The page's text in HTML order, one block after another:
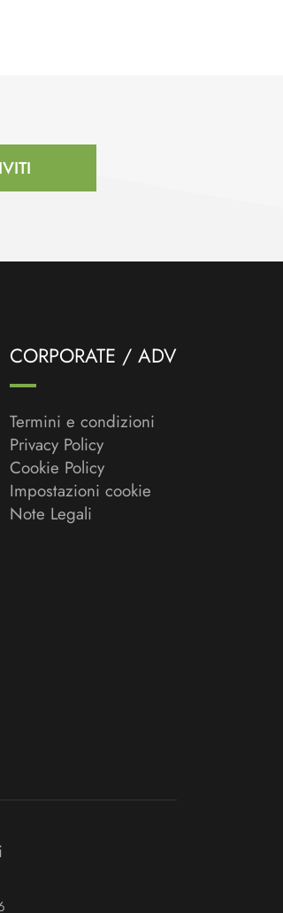
CORPORATE / ADV
Termini e condizioni
Privacy Policy
Cookie Policy
Impostazioni cookie
Note Legali